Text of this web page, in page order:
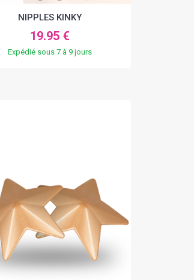
NIPPLES KINKY
19.95 €
Expédié sous 7 à 9 jours